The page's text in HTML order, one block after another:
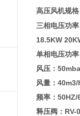
高压风机规
三相电压功
18.5KW
单相电压功
风压：
风量：
频率：50HZ/
释压阀：RV-